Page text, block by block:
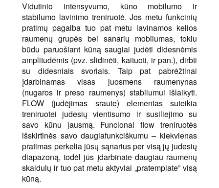
Vidutinio intensyvumo, kūno mobilumo ir
stabilumo lavinimo treniruotė. Jos metu funkcinių
pratimų pagalba tuo pat metu lavinamos kelios
raumenų grupės bei sanarių mobilumas, tokiu
būdu paruošiant kūną saugiai judėti didesnėmis
amplitudėmis (pvz. slidinėti, kaituoti, ir pan.), dirbti
su didesniais svoriais. Taip pat pabrėžtinai
įdarbinamas visas juosmens raumenynas
(nugaros ir preso raumenys) stabilumui išlaikyti.
FLOW (judėjimas sraute) elementas suteikia
treniruotei judesių vientisumo ir susiliejimo su
savo kūnu jausmą. Funcional flow treniruotės
išskirtinės savo daugiafunkciškumu – kiekvienas
pratimas perkelia jūsų sąnarius per visą jų judesių
diapazoną, todėl jūs įdarbinate daugiau raumenų
skaidulų ir tuo pat metu aktyviai „pratempiate” visą
kūną.